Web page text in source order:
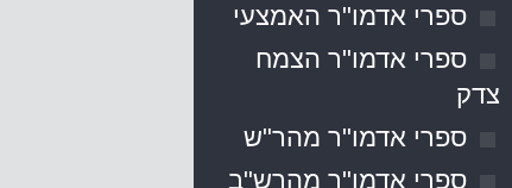
ספרי אדמו"ר האמצעי
ספרי אדמו"ר הצמח
צדק
ספרי אדמו"ר מהר"ש
ספרי אדמו"ר מהרש"ב